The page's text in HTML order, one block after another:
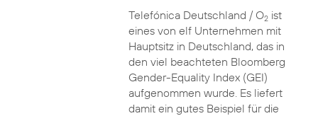
Telefónica Deutschland / O2ist
eines von elf Unternehmen mit
Hauptsitz in Deutschland, das in
den viel beachteten Bloomberg
Gender-Equality Index (GEI)
aufgenommen wurde. Es liefert
damit ein gutes Beispiel für die